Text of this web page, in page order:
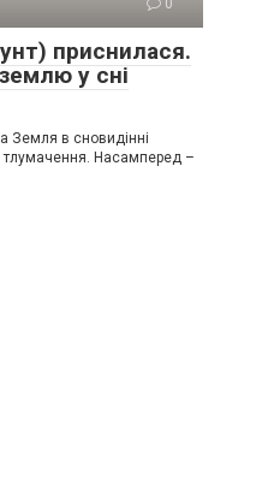
приснилася.
у сні
Земля в сновидінні
тлумачення. Насамперед –